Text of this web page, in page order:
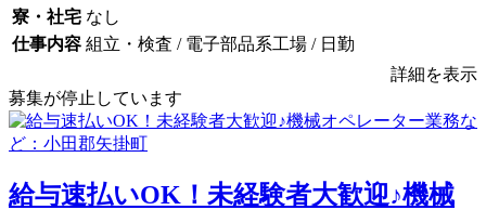
寮・社宅 なし
仕事内容 組立・検査 / 電子部品系工場 / 日勤
詳細を表示
募集が停止しています
給与速払いOK！未経験者大歓迎♪機械